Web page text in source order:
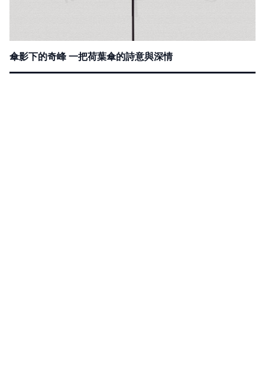
傘影下的奇峰 一把荷葉傘的詩意與深情